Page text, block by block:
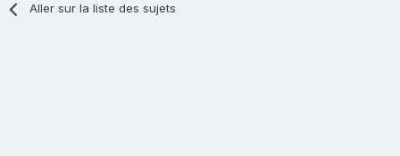
Aller sur la liste des sujets